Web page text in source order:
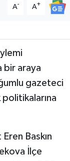
A- A+
bir araya
gazeteci
politikalarına
Eren Baskın
İlçe